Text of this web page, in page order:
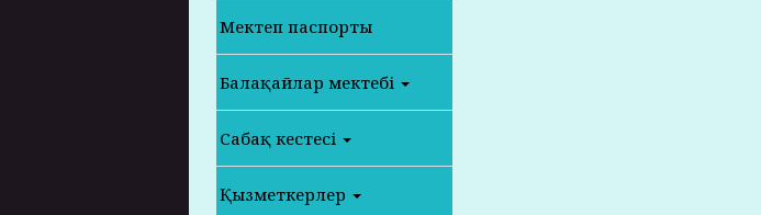
Мектеп паспорты
Балақайлар мектебі
Сабақ кестесі
Қызметкерлер